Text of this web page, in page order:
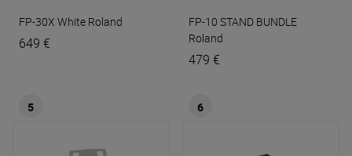
FP-30X White Roland
649 €
FP-10 STAND BUNDLE
Roland
479 €
5 6